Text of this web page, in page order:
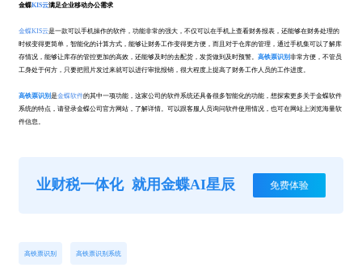
金蝶KIS云满足企业移动办公需求
金蝶KIS云是一款可以手机操作的软件，功能非常的强大，不仅可以在手机上查看财务报表，还能够在财务处理的
时候变得更简单，智能化的计算方式，能够让财务工作变得更方便，而且对于仓库的管理，通过手机集可以了解库
存情况，能够让库存的管控更加的高效，还能够及时的去配货，发货做到及时预警。高铁票识别非常方便，不管员
工身处于何方，只要把照片发过来就可以进行审批报销，很大程度上提高了财务工作人员的工作进度。
高铁票识别是金蝶软件的其中一项功能，这家公司的软件系统还具备很多智能化的功能，想探索更多关于金蝶软件
系统的特点，请登录金蝶公司官方网站，了解详情。可以跟客服人员询问软件使用情况，也可在网站上浏览海量软
件信息。
业财税一体化 就用金蝶AI星辰 免费体验
高铁票识别 高铁票识别系统